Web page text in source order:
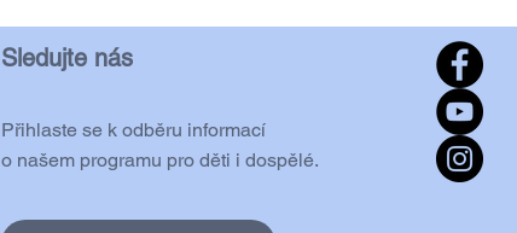
Sledujte nás
Přihlaste se k odběru informací
o našem programu pro děti i dospělé.